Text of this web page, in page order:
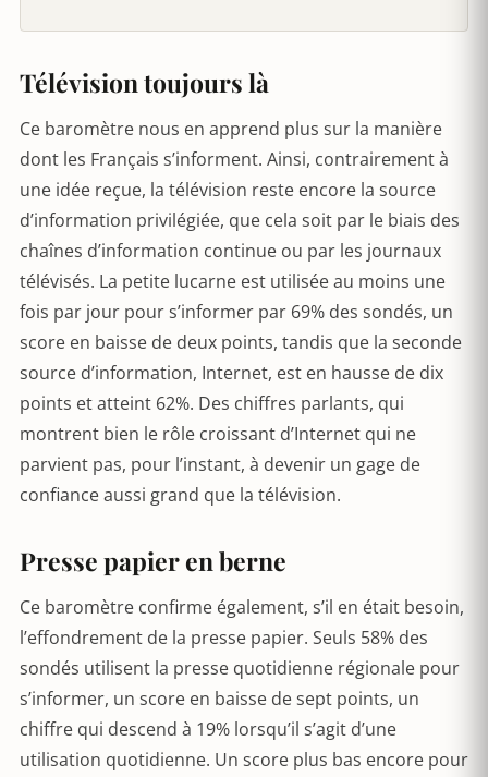
Télévision toujours là
Ce baromètre nous en apprend plus sur la manière
dont les Français s’informent. Ainsi, contrairement à
une idée reçue, la télévision reste encore la source
d’information privilégiée, que cela soit par le biais des
chaînes d’information continue ou par les journaux
télévisés. La petite lucarne est utilisée au moins une
fois par jour pour s’informer par 69% des sondés, un
score en baisse de deux points, tandis que la seconde
source d’information, Internet, est en hausse de dix
points et atteint 62%. Des chiffres parlants, qui
montrent bien le rôle croissant d’Internet qui ne
parvient pas, pour l’instant, à devenir un gage de
confiance aussi grand que la télévision.
Presse papier en berne
Ce baromètre confirme également, s’il en était besoin,
l’effondrement de la presse papier. Seuls 58% des
sondés utilisent la presse quotidienne régionale pour
s’informer, un score en baisse de sept points, un
chiffre qui descend à 19% lorsqu’il s’agit d’une
utilisation quotidienne. Un score plus bas encore pour